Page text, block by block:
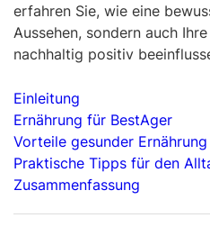
erfahren Sie, wie eine
Aussehen, sondern auch
nachhaltig positiv
Einleitung
Ernährung für BestAger
Vorteile gesunder Ernährung
Praktische Tipps für den
Zusammenfassung